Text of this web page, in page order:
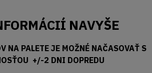
NAVYŠE
NA PALETE JE MOŽNÉ NAČASOVAŤ S
+/-2 DNI DOPREDU